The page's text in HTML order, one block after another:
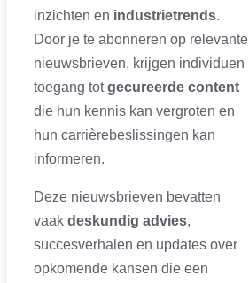
inzichten en industrietrends.
Door je te abonneren op relevante
nieuwsbrieven, krijgen individuen
toegang totgecureerde content
die hun kennis kan vergroten en
hun carrièrebeslissingen kan
informeren.
Deze nieuwsbrieven bevatten
vaak deskundig advies,
succesverhalen en updates over
opkomende kansen die een